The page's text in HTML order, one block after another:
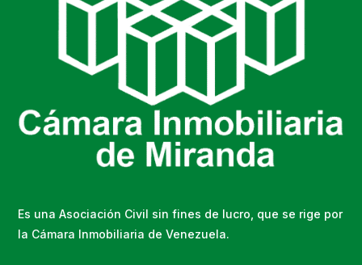
Es una Asociación Civil sin fines de lucro, que se rige por
la Cámara Inmobiliaria de Venezuela.